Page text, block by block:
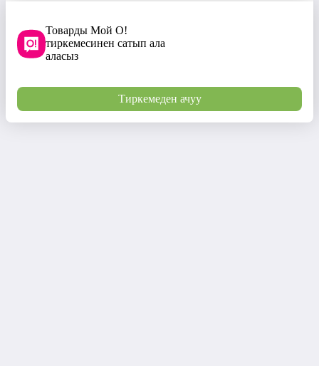
Товарды Мой О!
тиркемесинен сатып ала
аласыз
Тиркемеден ачуу